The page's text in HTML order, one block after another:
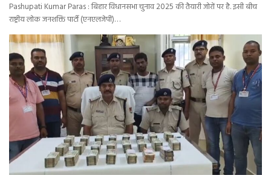
Pashupati Kumar Paras : बिहार विधानसभा चुनाव 2025 की तैयारी जोरों पर है. इसी बीच
राष्ट्रीय लोक जनशक्ति पार्टी (एनएलजेपी)…